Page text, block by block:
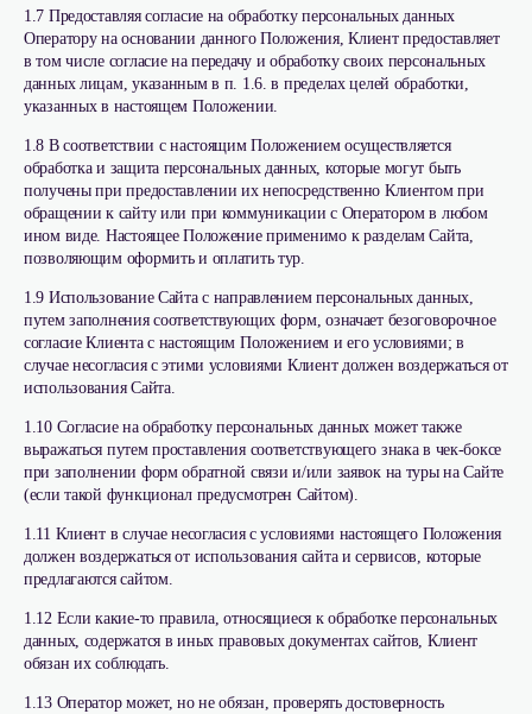
1.7 Предоставляя согласие на обработку персональных данных
Оператору на основании данного Положения, Клиент предоставляет
в том числе согласие на передачу и обработку своих персональных
данных лицам, указанным в п. 1.6. в пределах целей обработки,
указанных в настоящем Положении.
1.8 В соответствии с настоящим Положением осуществляется
обработка и защита персональных данных, которые могут быть
получены при предоставлении их непосредственно Клиентом при
обращении к сайту или при коммуникации с Оператором в любом
ином виде. Настоящее Положение применимо к разделам Сайта,
позволяющим оформить и оплатить тур.
1.9 Использование Сайта с направлением персональных данных,
путем заполнения соответствующих форм, означает безоговорочное
согласие Клиента с настоящим Положением и его условиями; в
случае несогласия с этими условиями Клиент должен воздержаться от
использования Сайта.
1.10 Согласие на обработку персональных данных может также
выражаться путем проставления соответствующего знака в чек-боксе
при заполнении форм обратной связи и/или заявок на туры на Сайте
(если такой функционал предусмотрен Сайтом).
1.11 Клиент в случае несогласия с условиями настоящего Положения
должен воздержаться от использования сайта и сервисов, которые
предлагаются сайтом.
1.12 Если какие-то правила, относящиеся к обработке персональных
данных, содержатся в иных правовых документах сайтов, Клиент
обязан их соблюдать.
1.13 Оператор может, но не обязан, проверять достоверность